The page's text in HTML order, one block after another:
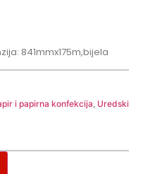
841mmx175m,bijela
i papirna konfekcija Uredski